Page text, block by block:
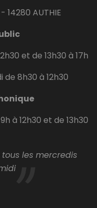
14280 AUTHIE
et de 13h30 à 17h
8h30 à 12h30
à 12h30 et de 13h30
les mercredis